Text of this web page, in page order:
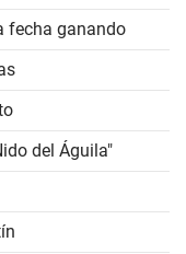
fecha ganando
del Águila"